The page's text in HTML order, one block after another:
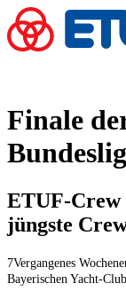
Finale
ETUF-Crew
jüngste
7Vergangenes
Bayerischen Yacht-